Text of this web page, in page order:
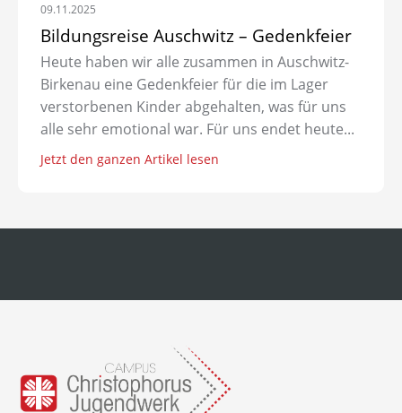
09.11.2025
Bildungsreise Auschwitz – Gedenkfeier
Heute haben wir alle zusammen in Auschwitz-
Birkenau eine Gedenkfeier für die im Lager
verstorbenen Kinder abgehalten, was für uns
alle sehr emotional war. Für uns endet heute...
Jetzt den ganzen Artikel lesen